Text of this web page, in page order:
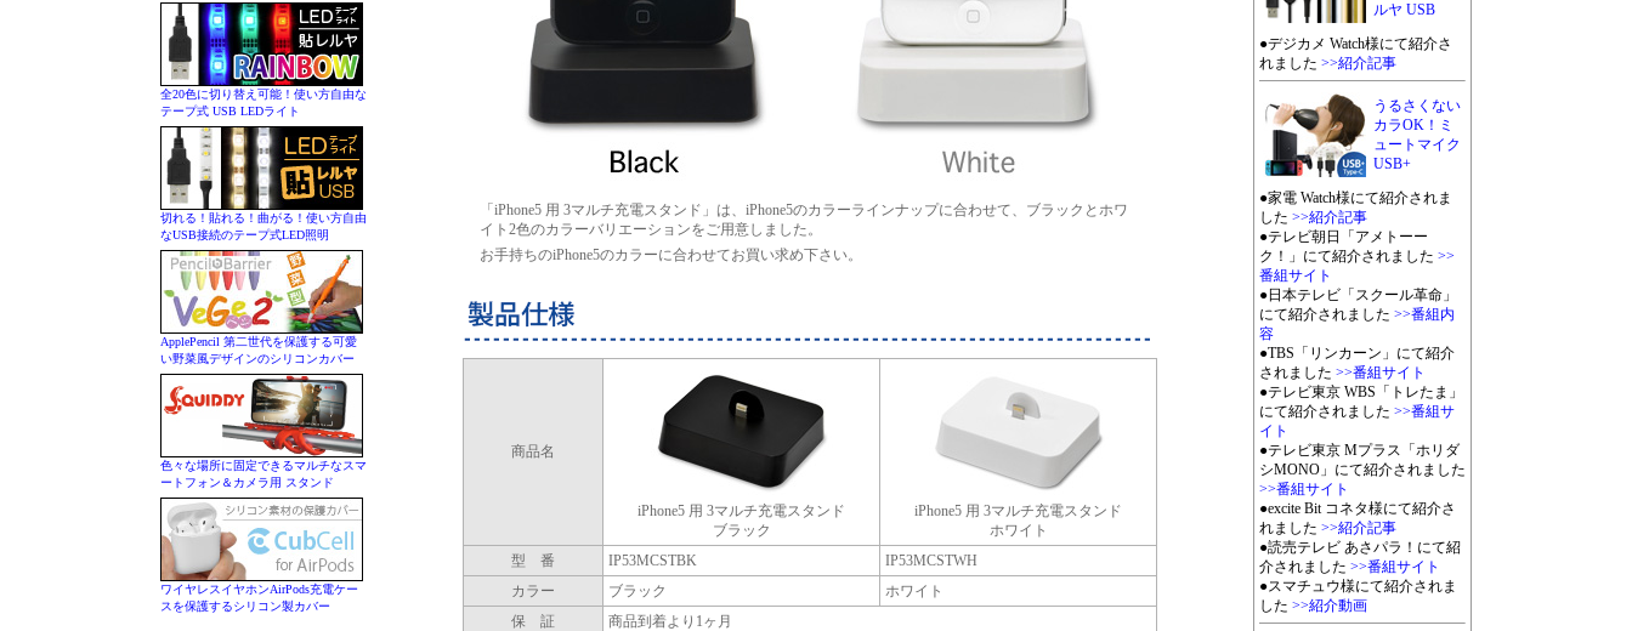
全20色に切り替え可能！使い方自由な
テープ式 USB LEDライト
切れる！貼れる！曲がる！使い方自由
なUSB接続のテープ式LED照明
ApplePencil 第二世代を保護する可愛
い野菜風デザインのシリコンカバー
色々な場所に固定できるマルチなスマ
ートフォン＆カメラ用 スタンド
ワイヤレスイヤホンAirPods充電ケー
スを保護するシリコン製カバー
「iPhone5 用 3マルチ充電スタンド」は、iPhone5のカラーラインナップに合わせて、ブラックとホワ
イト2色のカラーバリエーションをご用意しました。
お手持ちのiPhone5のカラーに合わせてお買い求め下さい。
商品名
iPhone5 用 3マルチ充電スタンド
ブラック
iPhone5 用 3マルチ充電スタンド
ホワイト
型 番
IP53MCSTBK
IP53MCSTWH
カラー
ブラック
ホワイト
保 証
商品到着より1ヶ月
ルヤ USB
●デジカメ Watch様にて紹介さ
れました >>紹介記事
うるさくない
カラOK！ミ
ュートマイク
USB+
●家電 Watch様にて紹介されま
した >>紹介記事
●テレビ朝日「アメトーー
ク！」にて紹介されました >>
番組サイト
●日本テレビ「スクール革命」
にて紹介されました >>番組内
容
●TBS「リンカーン」にて紹介
されました >>番組サイト
●テレビ東京 WBS「トレたま」
にて紹介されました >>番組サ
イト
●テレビ東京 Mプラス「ホリダ
シMONO」にて紹介されました
>>番組サイト
●excite Bit コネタ様にて紹介さ
れました >>紹介記事
●読売テレビ あさパラ！にて紹
介されました >>番組サイト
●スマチュウ様にて紹介されま
した >>紹介動画